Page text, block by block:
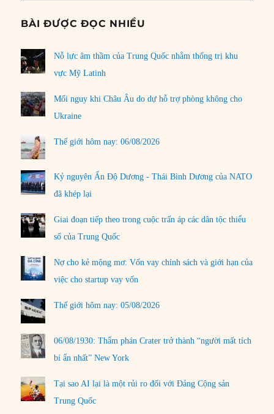
BÀI ĐƯỢC ĐỌC NHIỀU
Nỗ lực âm thầm của Trung Quốc nhằm thống trị khu
vực Mỹ Latinh
Mối nguy khi Châu Âu do dự hỗ trợ phòng không cho
Ukraine
Thế giới hôm nay: 06/08/2026
Kỷ nguyên Ấn Độ Dương - Thái Bình Dương của NATO
đã khép lại
Giai đoạn tiếp theo trong cuộc trấn áp các dân tộc thiểu
số của Trung Quốc
Nợ cho kẻ mộng mơ: Vốn vay chính sách và giới hạn của
việc cho startup vay vốn
Thế giới hôm nay: 05/08/2026
06/08/1930: Thẩm phán Crater trở thành “người mất tích
bí ẩn nhất” New York
Tại sao AI lại là một rủi ro đối với Đảng Cộng sản
Trung Quốc